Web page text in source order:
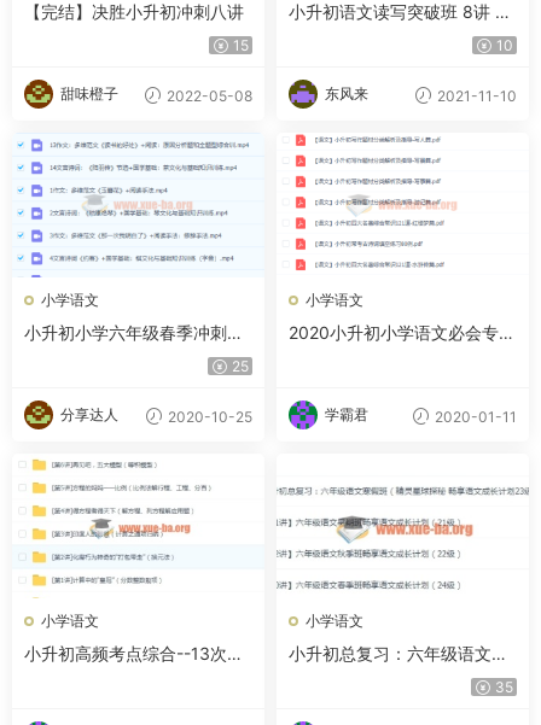
【完结】决胜小升初冲刺八讲
15
甜味橙子 2022-05-08
小升初语文读写突破班 8讲 小
10
东风来 2021-11-10
小学语文
小升初小学六年级春季冲刺班
（28讲带讲义全） 包君成
25
分享达人 2020-10-25
小学语文
2020小升初小学语文必会专项
学霸君 2020-01-11
小学语文
小升初高频考点综合--13次课
小学语文
小升初总复习：六年级语文年
卡（精灵星球探秘 畅享语文成
35